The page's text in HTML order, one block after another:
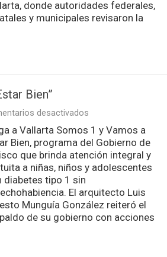
la
seguridad
en
donde autoridades federales,
y municipales revisaron la
Bien”
desactivadosen
Vallarta
“Somos
y
a
Estar
Bien”
a Vallarta Somos 1 y Vamos a
Bien, programa del Gobierno de
que brinda atención integral y
a niñas, niños y adolescentes
diabetes tipo 1 sin
El arquitecto Luis
Munguía González reiteró el
de su gobierno con acciones